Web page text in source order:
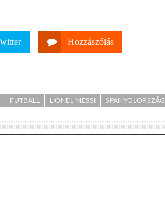
Hozzászólás
FUTBALL LIONEL MESSI SPANYOLORSZÁG